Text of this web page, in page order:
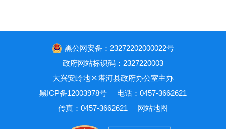
黑公网安备：23272202000022号
政府网站标识码：2327220003
大兴安岭地区塔河县政府办公室主办
黑ICP备12003978号
电话：0457-3662621
传真：0457-3662621
网站地图